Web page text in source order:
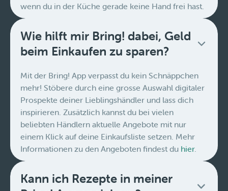
wenn du in der Küche gerade keine Hand frei hast.
Wie hilft mir Bring! dabei, Geld
beim Einkaufen zu sparen?
Mit der Bring! App verpasst du kein Schnäppchen
mehr! Stöbere durch eine grosse Auswahl digitaler
Prospekte deiner Lieblingshändler und lass dich
inspirieren. Zusätzlich kannst du bei vielen
beliebten Händlern aktuelle Angebote mit nur
einem Klick auf deine Einkaufsliste setzen. Mehr
Informationen zu den Angeboten findest du hier.
Kann ich Rezepte in meiner